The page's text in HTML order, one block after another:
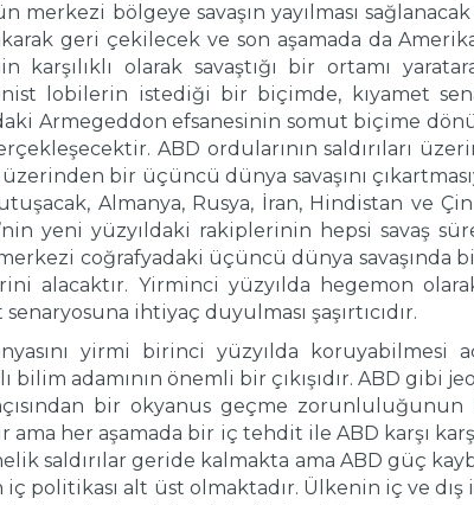
bölgeye savaşın yayılması
geri çekilecek ve son aşamada da
olarak savaştığı bir ortamı
lobilerin istediği bir biçimde, kıyamet
Armegeddon efsanesinin somut biçime
ABD ordularının saldırıları
bir üçüncü dünya savaşını
Almanya, Rusya, İran, Hindistan ve Çin
yeni yüzyıldaki rakiplerinin hepsi savaş
coğrafyadaki üçüncü dünya savaşında
alacaktır. Yirminci yüzyılda hegemon
ihtiyaç duyulması şaşırtıcıdır.
yirmi birinci yüzyılda koruyabilmesi
adamının önemli bir çıkışıdır. ABD gibi
bir okyanus geçme
ama her aşamada bir iç tehdit ile ABD karşı
saldırılar geride kalmakta ama ABD güç
politikası alt üst olmaktadır. Ülkenin iç ve